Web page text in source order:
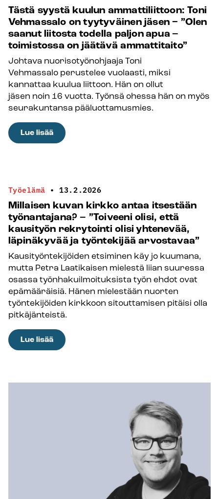
Tästä syystä kuulun ammattiliittoon: Toni
Vehmassalo on tyytyväinen jäsen − ”Olen
saanut liitosta todella paljon apua –
toimistossa on jäätävä ammattitaito”
Johtava nuorisotyönohjaaja Toni
Vehmassalo perustelee vuolaasti, miksi
kannattaa kuulua liittoon. Hän on ollut
jäsen noin 16 vuotta. Työnsä ohessa hän on myös
seurakuntansa pääluottamusmies.
Lue lisää:
Tästä
Toni
Vehmassalo
on
tyytyväinen
jäsen
−
”Olen
saanut
liitosta todella
paljon apua –
on
jäätävä
Työelämä • 13.2.2026
Millaisen kuvan kirkko antaa itsestään
työnantajana? – ”Toiveeni olisi, että
kausityön rekrytointi olisi yhtenevää,
läpinäkyvää ja työntekijää arvostavaa”
Kausityöntekijöiden etsiminen käy jo kuumana,
mutta Petra Laatikaisen mielestä liian suuressa
osassa työnhakuilmoituksista työn ehdot ovat
epämääräisiä. Hänen mielestään nuorten
työntekijöiden kirkkoon sitouttamisen pitäisi olla
pitkäjänteistä.
Lue lisää:
Millaisen